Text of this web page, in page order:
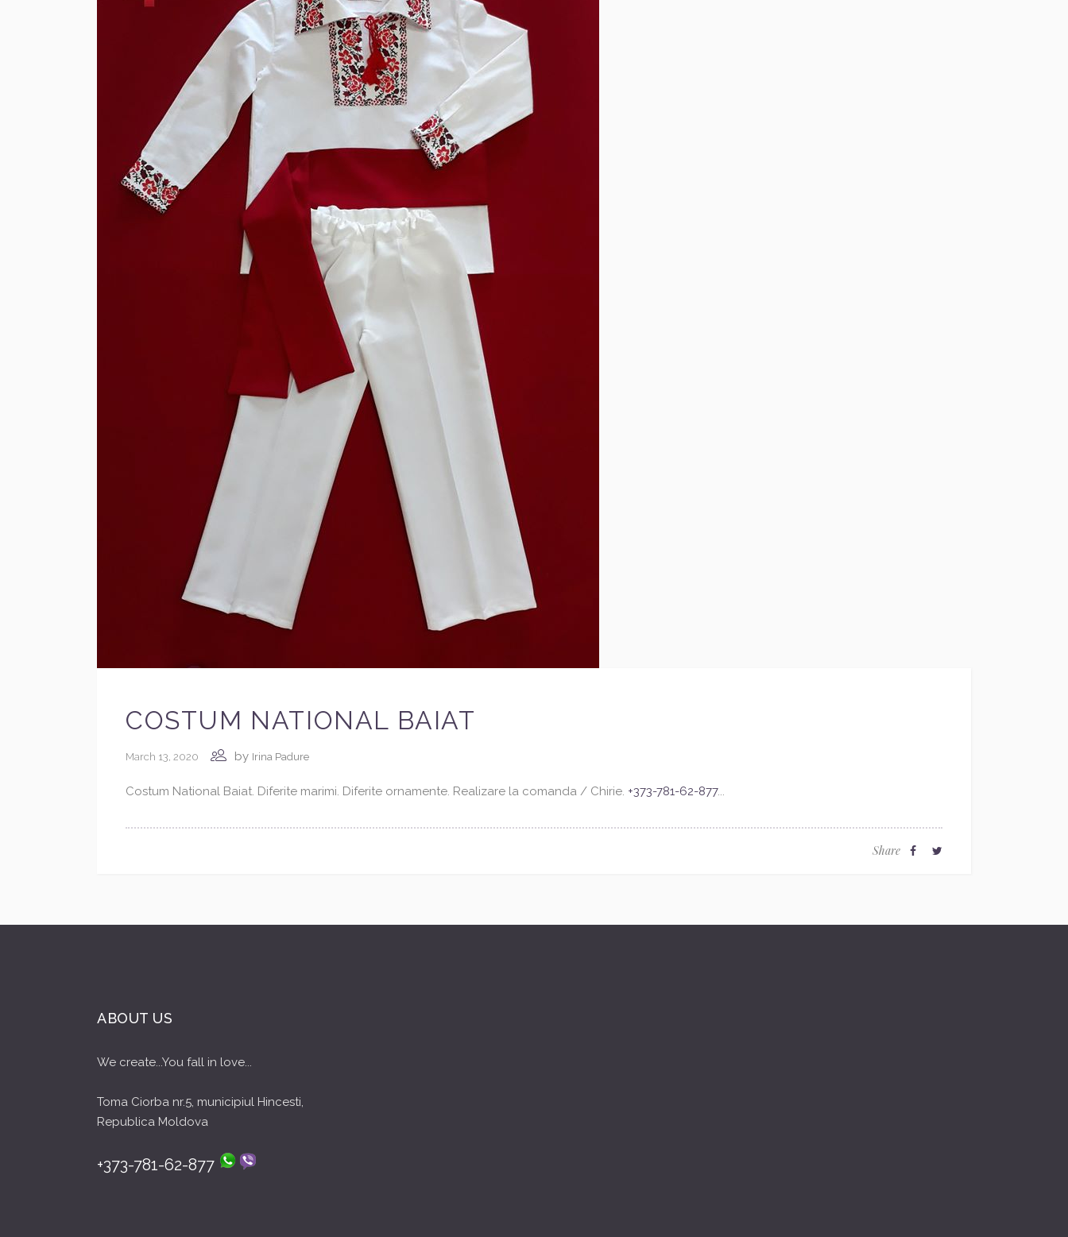
COSTUM NATIONAL BAIAT
March 13, 2020 by Irina Padure
Costum National Baiat. Diferite marimi. Diferite ornamente. Realizare la comanda / Chirie. +373-781-62-877...
Share
ABOUT US
We create...You fall in love...
Toma Ciorba nr.5, municipiul Hincesti,
Republica Moldova
+373-781-62-877